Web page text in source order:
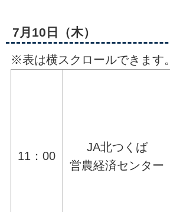
7月10日（木）
※表は横スクロールできます。
11：00
JA北つくば
営農経済センター